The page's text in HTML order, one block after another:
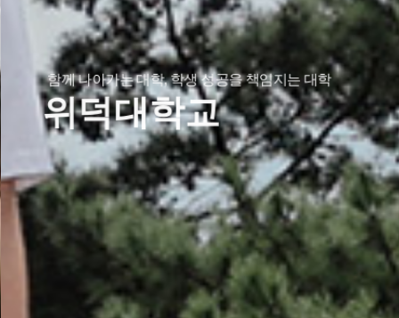
함께 나아가는 대학, 학생 성공을 책임지는 대학
위덕대학교